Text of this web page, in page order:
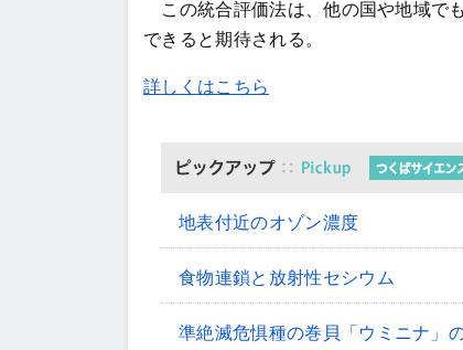
この統合評価法は、他の国や地域で
できると期待される。
詳しくはこちら
地表付近のオゾン濃度
食物連鎖と放射性セシウム
準絶滅危惧種の巻貝「ウミニナ」